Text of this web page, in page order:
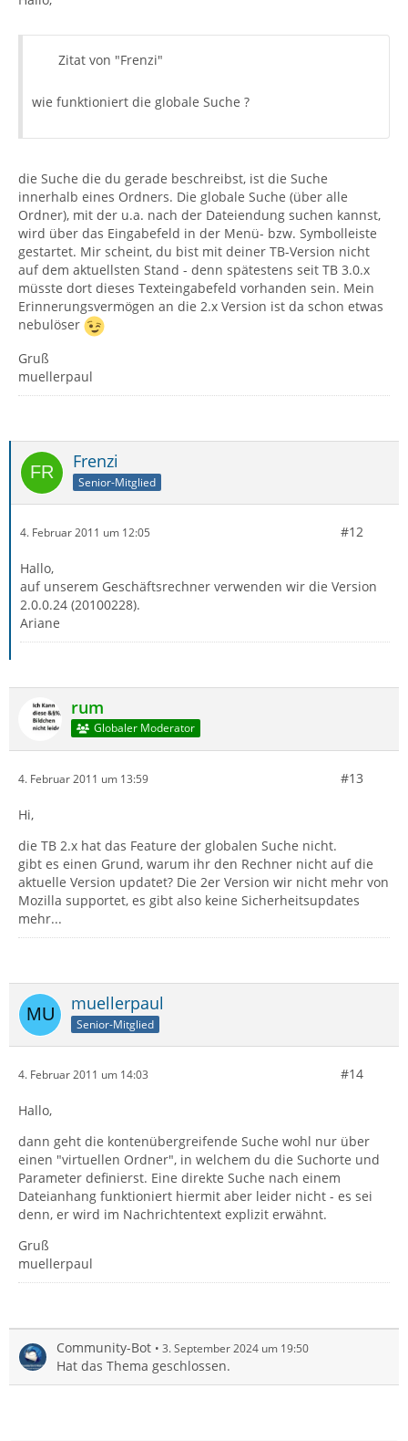
Zitat von "Frenzi"
wie funktioniert die globale Suche ?
die Suche die du gerade beschreibst, ist die Suche
innerhalb eines Ordners. Die globale Suche (über alle
Ordner), mit der u.a. nach der Dateiendung suchen kannst,
wird über das Eingabefeld in der Menü- bzw. Symbolleiste
gestartet. Mir scheint, du bist mit deiner TB-Version nicht
auf dem aktuellsten Stand - denn spätestens seit TB 3.0.x
müsste dort dieses Texteingabefeld vorhanden sein. Mein
Erinnerungsvermögen an die 2.x Version ist da schon etwas
nebulöser
Gruß
muellerpaul
Frenzi
Senior-Mitglied
4. Februar 2011 um 12:05 #12
Hallo,
auf unserem Geschäftsrechner verwenden wir die Version
2.0.0.24 (20100228).
Ariane
rum
Globaler Moderator
4. Februar 2011 um 13:59 #13
Hi,
die TB 2.x hat das Feature der globalen Suche nicht.
gibt es einen Grund, warum ihr den Rechner nicht auf die
aktuelle Version updatet? Die 2er Version wir nicht mehr von
Mozilla supportet, es gibt also keine Sicherheitsupdates
mehr...
muellerpaul
Senior-Mitglied
4. Februar 2011 um 14:03 #14
Hallo,
dann geht die kontenübergreifende Suche wohl nur über
einen "virtuellen Ordner", in welchem du die Suchorte und
Parameter definierst. Eine direkte Suche nach einem
Dateianhang funktioniert hiermit aber leider nicht - es sei
denn, er wird im Nachrichtentext explizit erwähnt.
Gruß
muellerpaul
Community-Bot 3. September 2024 um 19:50
Hat das Thema geschlossen.